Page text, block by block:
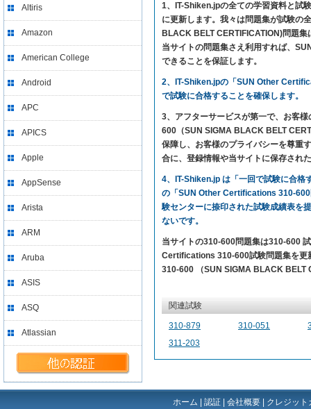
Altiris
Amazon
American College
Android
APC
APICS
Apple
AppSense
Arista
ARM
Aruba
ASIS
ASQ
Atlassian
1、IT-Shiken.jpの全ての学習資料と試
に更新します。我々は問題集が試験の
BLACK BELT CERTIFICATION)問題
当サイトの問題集さえ利用すれば、
できることを保証します。
2、IT-Shiken.jpの「SUN Other
で試験に合格することを確保します。
3、アフターサービスが第一で、お客
600（SUN SIGMA BLACK BELT
保障し、お客様のプライバシーを尊重
合に、登録情報や当サイトに保存され
4、IT-Shiken.jp は「一回で試験に合格
の「SUN Other Certifications 310-600
験センターに捺印された試験成績表を
ないです。
当サイトの310-600問題集は310-600
Certifications 310-600試験問題集を更
310-600 （SUN SIGMA BLACK BELT
関連試験
310-879 310-051
311-203
ホーム 認証 会社概要 クレジッ